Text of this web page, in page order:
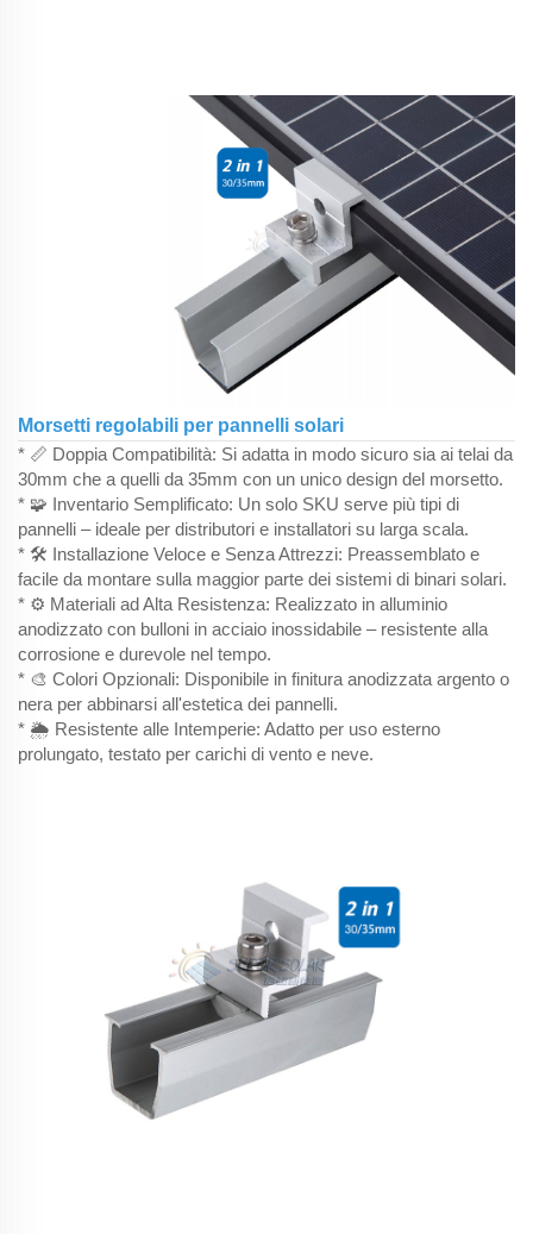
Morsetti regolabili per pannelli solari
* 📏 Doppia Compatibilità: Si adatta in modo sicuro sia ai telai da
30mm che a quelli da 35mm con un unico design del morsetto.
* 🧩 Inventario Semplificato: Un solo SKU serve più tipi di
pannelli – ideale per distributori e installatori su larga scala.
* 🛠️ Installazione Veloce e Senza Attrezzi: Preassemblato e
facile da montare sulla maggior parte dei sistemi di binari solari.
* ⚙️ Materiali ad Alta Resistenza: Realizzato in alluminio
anodizzato con bulloni in acciaio inossidabile – resistente alla
corrosione e durevole nel tempo.
* 🎨 Colori Opzionali: Disponibile in finitura anodizzata argento o
nera per abbinarsi all'estetica dei pannelli.
* 🌦️ Resistente alle Intemperie: Adatto per uso esterno
prolungato, testato per carichi di vento e neve.